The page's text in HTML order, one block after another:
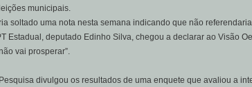
municipais.
soltado uma nota nesta semana indicando que não
Estadual, deputado Edinho Silva, chegou a declarar ao Visão
vai prosperar”.
divulgou os resultados de uma enquete que avaliou a